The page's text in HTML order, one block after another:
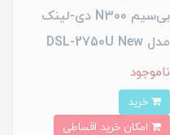
بی‌سیم N300 دی-لینک
مدل DSL-2750U New
ناموجود